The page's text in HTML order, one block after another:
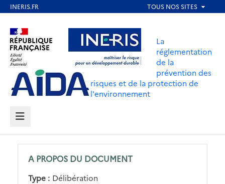
contenu
principal
Aller au contenu Aller au menu
Aller au pied de page
La
réglementation
de la
prévention des
risques et de la protection de
l'environnement
MENU
A PROPOS DU DOCUMENT
Type : Délibération